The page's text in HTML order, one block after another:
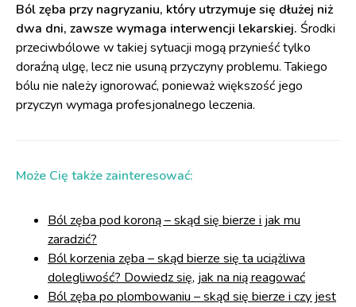
Ból zęba przy nagryzaniu, który utrzymuje się dłużej niż
dwa dni, zawsze wymaga interwencji lekarskiej. Środki
przeciwbólowe w takiej sytuacji mogą przynieść tylko
doraźną ulgę, lecz nie usuną przyczyny problemu. Takiego
bólu nie należy ignorować, ponieważ większość jego
przyczyn wymaga profesjonalnego leczenia.
Może Cię także zainteresować:
Ból zęba pod koroną – skąd się bierze i jak mu
zaradzić?
Ból korzenia zęba – skąd bierze się ta uciążliwa
dolegliwość? Dowiedz się, jak na nią reagować
Ból zęba po plombowaniu – skąd się bierze i czy jest